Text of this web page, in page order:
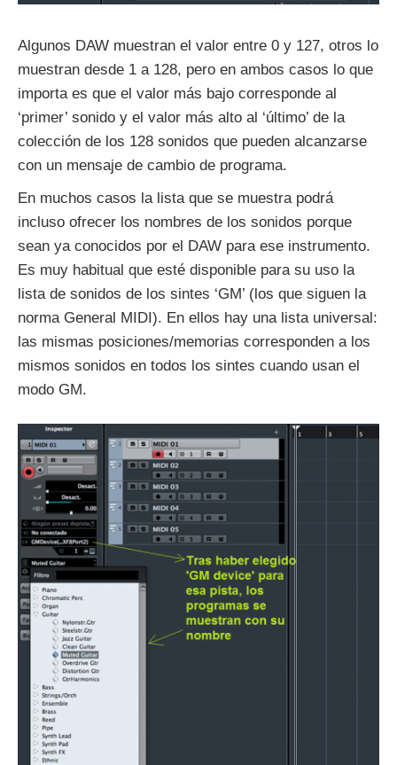
Algunos DAW muestran el valor entre 0 y 127, otros lo
muestran desde 1 a 128, pero en ambos casos lo que
importa es que el valor más bajo corresponde al
‘primer’ sonido y el valor más alto al ‘último’ de la
colección de los 128 sonidos que pueden alcanzarse
con un mensaje de cambio de programa.
En muchos casos la lista que se muestra podrá
incluso ofrecer los nombres de los sonidos porque
sean ya conocidos por el DAW para ese instrumento.
Es muy habitual que esté disponible para su uso la
lista de sonidos de los sintes ‘GM’ (los que siguen la
norma General MIDI). En ellos hay una lista universal:
las mismas posiciones/memorias corresponden a los
mismos sonidos en todos los sintes cuando usan el
modo GM.